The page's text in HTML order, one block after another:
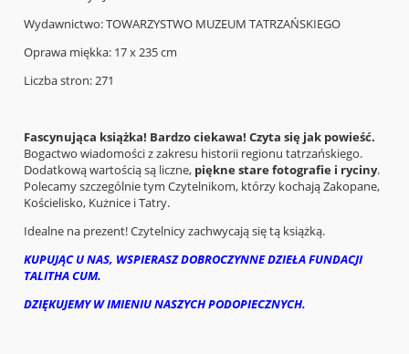
Wydawnictwo: TOWARZYSTWO MUZEUM TATRZAŃSKIEGO
Oprawa miękka: 17 x 235 cm
Liczba stron: 271
Fascynująca książka! Bardzo ciekawa! Czyta się jak powieść.
Bogactwo wiadomości z zakresu historii regionu tatrzańskiego.
Dodatkową wartością są liczne, piękne stare fotografie i ryciny.
Polecamy szczególnie tym Czytelnikom, którzy kochają Zakopane,
Kościelisko, Kużnice i Tatry.
Idealne na prezent! Czytelnicy zachwycają się tą książką.
KUPUJĄC U NAS, WSPIERASZ DOBROCZYNNE DZIEŁA FUNDACJI
TALITHA CUM.
DZIĘKUJEMY W IMIENIU NASZYCH PODOPIECZNYCH.